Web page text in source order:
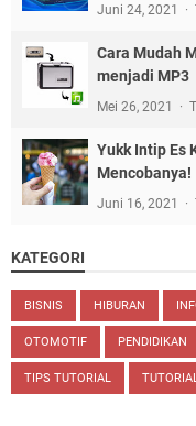
Juni 24, 2021
Cara Mudah
menjadi MP3
Mei 26, 2021
Yukk Intip Es
Mencobanya!
Juni 16, 2021
KATEGORI
BISNIS HIBURAN
OTOMOTIF PENDIDIKAN
TIPS TUTORIAL